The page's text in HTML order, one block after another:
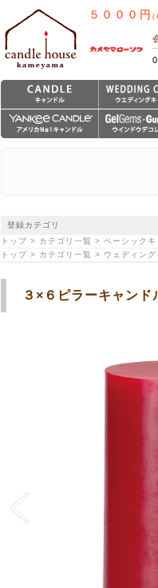
５０００円 (
登録カテゴリ
トップ > カテゴリ一覧 > ベーシック
トップ > カテゴリ一覧 > ウェディン
３×６ピラーキャン